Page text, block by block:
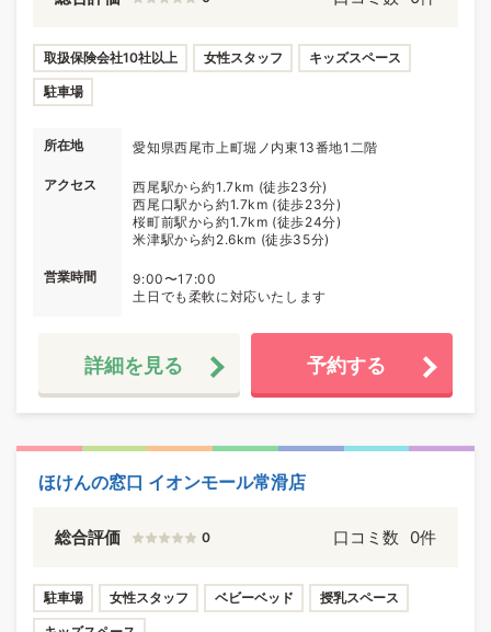
取扱保険会社10社以上 女性スタッフ キッズスペース
駐車場
所在地 愛知県西尾市上町堀ノ内東13番地1二階
アクセス
西尾駅から約1.7km (徒歩23分)
西尾口駅から約1.7km (徒歩23分)
桜町前駅から約1.7km (徒歩24分)
米津駅から約2.6km (徒歩35分)
営業時間
9:00〜17:00
土日でも柔軟に対応いたします
詳細を見る 予約する
ほけんの窓口 イオンモール常滑店
総合評価 0 口コミ数 0件
駐車場 女性スタッフ ベビーベッド 授乳スペース